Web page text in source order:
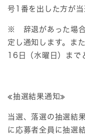
号1番を出した方が当
※ 辞退があった場合
定し通知します。ま
16日（水曜日）まで
≪抽選結果通知≫
当選、落選の抽選結
に応募者全員に抽選